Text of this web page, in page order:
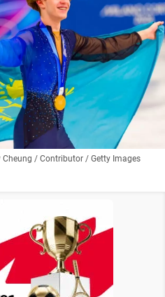
/ Contributor / Getty Images